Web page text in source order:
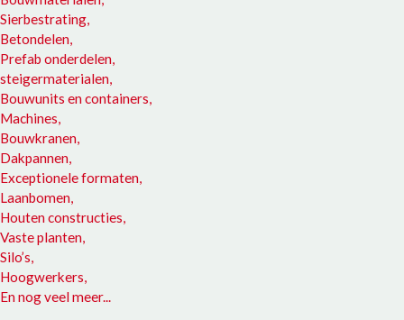
Sierbestrating,
Betondelen,
Prefab onderdelen,
steigermaterialen,
Bouwunits en containers,
Machines,
Bouwkranen,
Dakpannen,
Exceptionele formaten,
Laanbomen,
Houten constructies,
Vaste planten,
Silo’s,
Hoogwerkers,
En nog veel meer...